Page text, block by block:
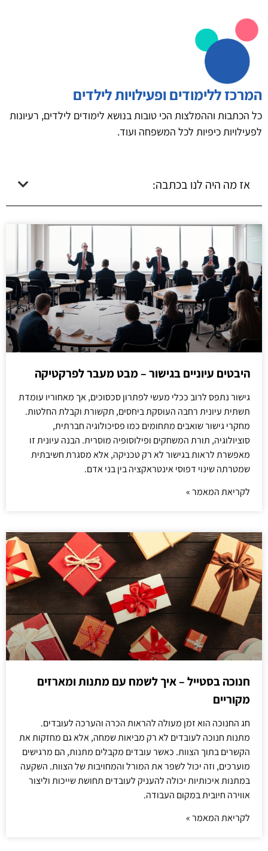
המרכז ללימודים ופעילויות לילדים
כל הכתבות וההמלצות הכי טובות בנושא לימודים לילדים, רעיונות
לפעילויות כיפיות לכל המשפחה ועוד.
אז מה היה לנו בכתבה:
היבטים עיוניים בגישור – מבט מעבר לפרקטיקה
גישור נתפס לרוב ככלי מעשי לפתרון סכסוכים, אך מאחוריו עומדת
תשתית עיונית רחבה העוסקת ביחסים, תקשורת וקבלת החלטות.
מחקרי גישור שואבים מתחומים כמו פסיכולוגיה חברתית,
סוציולוגיה, תורת המשחקים ופילוסופיה מוסרית. הבנה עיונית זו
מאפשרת לראות בגישור לא רק טכניקה, אלא מסגרת חשיבתית
שמטרתה שינוי דפוסי אינטראקציה בין בני אדם.
לקריאת המאמר »
חנוכה בסטייל – איך לשמח עם מתנות ומארזים
מקוריים
חג החנוכה הוא זמן מעולה להראות הכרה והערכה לעובדים.
מתנות חנוכה לעובדים לא רק מביאות שמחה, אלא גם מחזקות את
הקשרים בתוך הצוות. כאשר עובדים מקבלים מתנות, הם מרגישים
מוערכים, וזה יכול לשפר את המורל והמחויבות של הצוות. השקעה
במתנות איכותיות יכולה להעניק לעובדים תחושת שייכות וליצור
אווירה חיובית במקום העבודה.
לקריאת המאמר »